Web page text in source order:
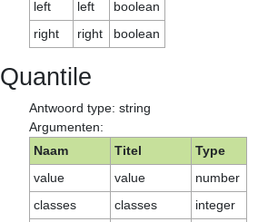
left
left
boolean
right
right boolean
Quantile
Antwoord type: string
Argumenten:
Naam
Titel
Type
value
value
number
classes
classes
integer